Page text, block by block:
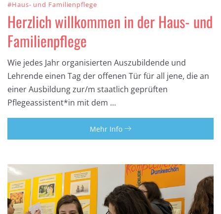
#Haus- und Familienpflege
Herzlich willkommen in der Haus- und
Familienpflege
Wie jedes Jahr organisierten Auszubildende und
Lehrende einen Tag der offenen Tür für all jene, die an
einer Ausbildung zur/m staatlich geprüften
Pflegeassistent*in mit dem …
Mehr Info